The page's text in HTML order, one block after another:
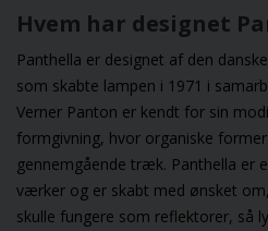
Hvem har designet
Panthella er designet af den
som skabte lampen i 1971 i
Verner Panton er kendt for sin
formgivning, hvor organiske
gennemgående træk. Panthella er
værker og er skabt med ønsket
skulle fungere som reflektorer, så